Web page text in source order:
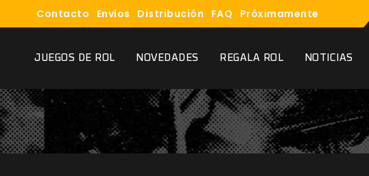
Contacto Envíos Distribución FAQ Próximamente
JUEGOS DE ROL NOVEDADES REGALA ROL NOTICIAS